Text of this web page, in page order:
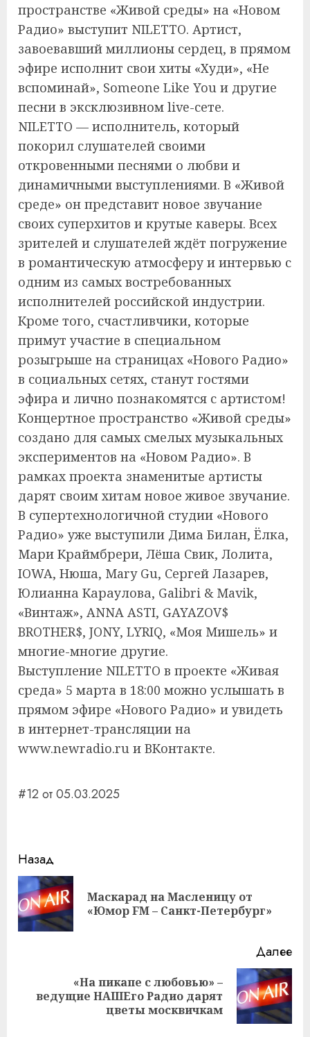
пространстве «Живой среды» на «Новом
Радио» выступит NILETTO. Артист,
завоевавший миллионы сердец, в прямом
эфире исполнит свои хиты «Худи», «Не
вспоминай», Someone Like You и другие
песни в эксклюзивном live-сете.
NILETTO — исполнитель, который
покорил слушателей своими
откровенными песнями о любви и
динамичными выступлениями. В «Живой
среде» он представит новое звучание
своих суперхитов и крутые каверы. Всех
зрителей и слушателей ждёт погружение
в романтическую атмосферу и интервью с
одним из самых востребованных
исполнителей российской индустрии.
Кроме того, счастливчики, которые
примут участие в специальном
розыгрыше на страницах «Нового Радио»
в социальных сетях, станут гостями
эфира и лично познакомятся с артистом!
Концертное пространство «Живой среды»
создано для самых смелых музыкальных
экспериментов на «Новом Радио». В
рамках проекта знаменитые артисты
дарят своим хитам новое живое звучание.
В супертехнологичной студии «Нового
Радио» уже выступили Дима Билан, Ёлка,
Мари Краймбрери, Лёша Свик, Лолита,
IOWA, Нюша, Mary Gu, Сергей Лазарев,
Юлианна Караулова, Galibri & Mavik,
«Винтаж», ANNA ASTI, GAYAZOV$
BROTHER$, JONY, LYRIQ, «Моя Мишель» и
многие-многие другие.
Выступление NILETTO в проекте «Живая
среда» 5 марта в 18:00 можно услышать в
прямом эфире «Нового Радио» и увидеть
в интернет-трансляции на
www.newradio.ru и ВКонтакте.
#12 от 05.03.2025
Навигация
записи
Назад
Маскарад на Масленицу от
«Юмор FM – Санкт-Петербург»
Далее
Следующая
«На пикапе с любовью» –
ведущие НАШЕго Радио дарят
цветы москвичкам